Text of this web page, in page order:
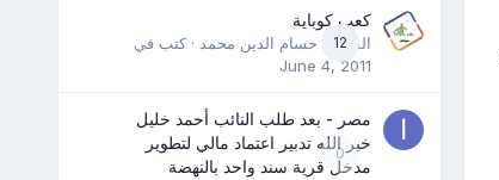
12
كعب كوباية
المدرب حسام الدين محمد · كتب في
June 4, 2011
0
مصر - بعد طلب النائب أحمد خليل
خير الله تدبير اعتماد مالي لتطوير
مدخل قرية سند واحد بالنهضة